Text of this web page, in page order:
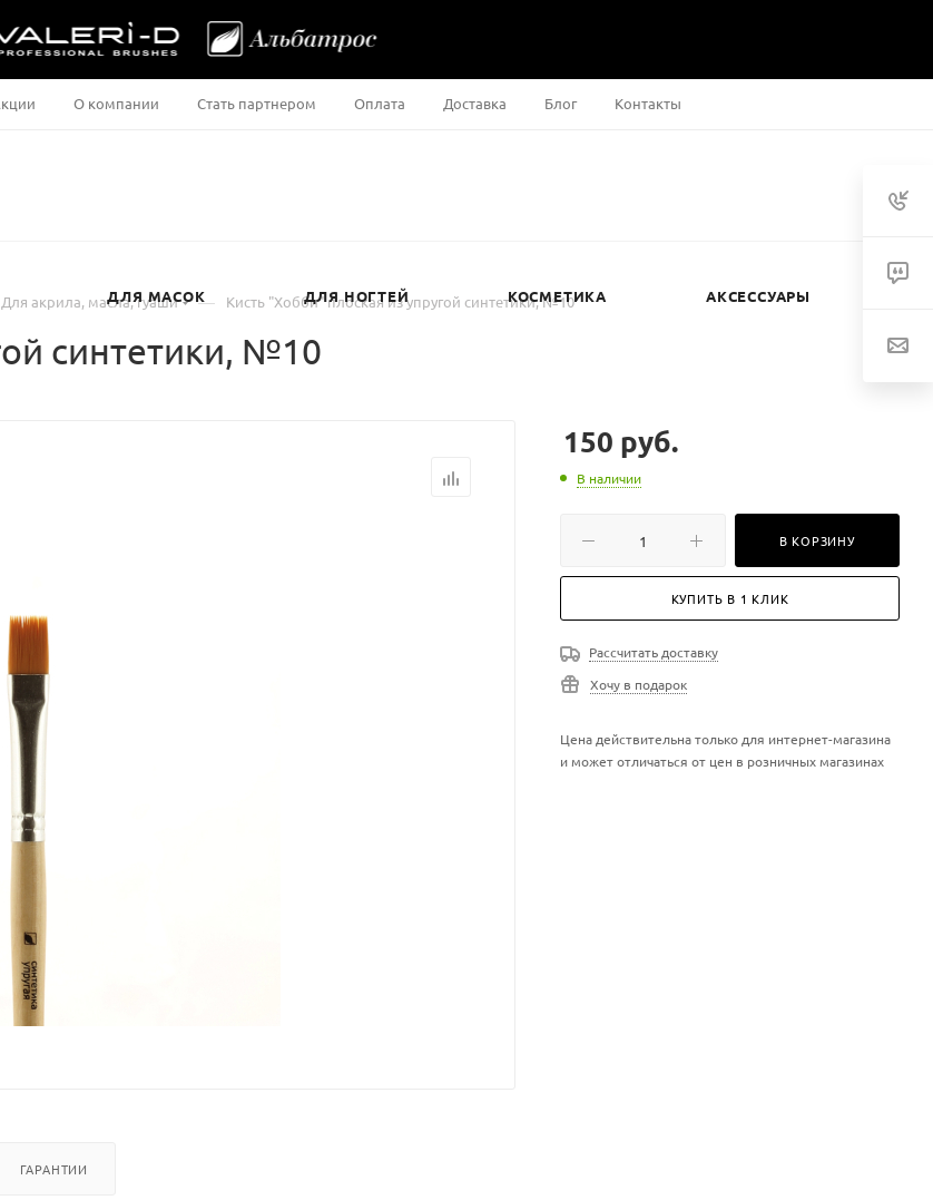
О компании Стать партнером Оплата Доставка Блог Контакты
ДЛЯ МАСОК ДЛЯ НОГТЕЙ КОСМЕТИКА АКСЕССУАРЫ
Для акрила, масла, гуаши — Кисть "Хобби" плоская из упругой синтетики, №10
синтетики, №10
ГАРАНТИИ
150 руб.
В наличии
В КОРЗИНУ
КУПИТЬ В 1 КЛИК
Рассчитать доставку
Хочу в подарок
Цена действительна только для интернет-магазина
и может отличаться от цен в розничных магазинах